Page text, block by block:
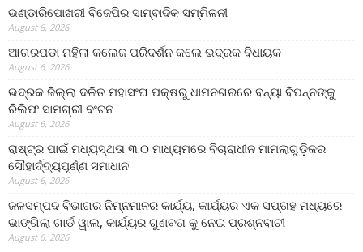
ଭଣ୍ଡାରିପୋଖରୀ ବିଜେପିର ସାମ୍ବାଦିକ ସମ୍ମିଳନୀ
August 6, 2026
ଆଗରପଡା ମହିଳା କଲେଜ ପରିଦର୍ଶନ କଲେ ଭଦ୍ରକ ବିଧାୟକ
August 6, 2026
ଭଦ୍ରକ ଜିଲ୍ଲା ଦଳିତ ମହାସଂଘ ପକ୍ଷରୁ ଧାମନଗରରେ ବନ୍ୟା ବିପନ୍ନଙ୍କୁ
ରିଲିଫ ସାମଗ୍ରୀ ବଂଟନ
August 6, 2026
ରାଷ୍ଟ୍ର ପାଇଁ ମଧ୍ୟସ୍ଥତା ୩.୦ ମାଧ୍ୟମରେ ବିଚାରାଧୀନ ମାମଲାଗୁଡ଼ିକର
ସୌହାର୍ଦ୍ଦ୍ୟପୂର୍ଣ୍ଣ ସମାଧାନ
August 6, 2026
ଜଳସମ୍ପଦ ବିଭାଗର ନିମ୍ନମାନର କାର୍ଯ୍ୟ, କାର୍ଯ୍ୟର ଏକ ସପ୍ତାହ ମଧ୍ୟରେ
ଭାଙ୍ଗିଲା ଗାର୍ଡ ୱାଲ, କାର୍ଯ୍ୟର ଗୁଣବତା କୁ ନେଇ ପ୍ରଶ୍ନବାଚୀ
August 6, 2026